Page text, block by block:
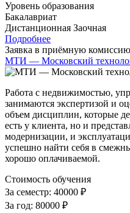
Уровень образования
Бакалавриат
Дистанционная Заочная
Подробнее
Заявка в приёмную комиссию
МТИ — Московский
Работа с недвижимостью,
занимаются экспертизой и
объем дисциплин, которые
есть у клиента, но и
модернизации, и
успешно найти себя в
хорошо оплачиваемой.
Стоимость обучения
За семестр: 40000 ₽
За год: 80000 ₽